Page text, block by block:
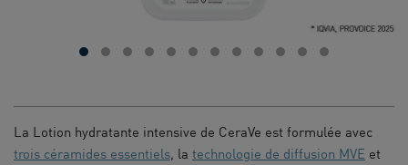
La Lotion hydratante intensive de CeraVe est formulée avec
trois céramides essentiels , la technologie de diffusion MVE et